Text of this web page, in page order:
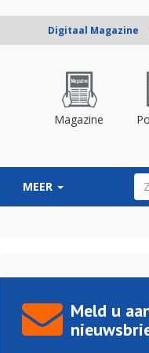
Digitaal Magazine
Magazine
MEER
Meld u